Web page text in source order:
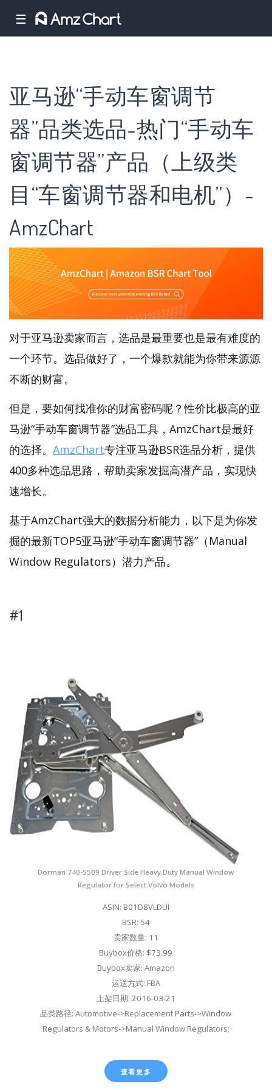
☰
亚马逊“手动车窗调节
器”品类选品-热门“手动车
窗调节器”产品（上级类
目“车窗调节器和电机”）-
AmzChart
对于亚马逊卖家而言，选品是最重要也是最有难度的
一个环节。选品做好了，一个爆款就能为你带来源源
不断的财富。
但是，要如何找准你的财富密码呢？性价比极高的亚
马逊“手动车窗调节器”选品工具，AmzChart是最好
的选择。 AmzChart专注亚马逊BSR选品分析，提供
400多种选品思路，帮助卖家发掘高潜产品，实现快
速增长。
基于AmzChart强大的数据分析能力，以下是为你发
掘的最新TOP5亚马逊“手动车窗调节器”（Manual
Window Regulators）潜力产品。
#1
Dorman 740-5509 Driver Side Heavy Duty Manual Window
Regulator for Select Volvo Models
ASIN: B01D8VLDUI
BSR: 54
卖家数量: 11
Buybox价格: $73.99
Buybox卖家: Amazon
运送方式: FBA
上架日期: 2016-03-21
品类路径: Automotive->Replacement Parts->Window
Regulators & Motors->Manual Window Regulators;
查看更多